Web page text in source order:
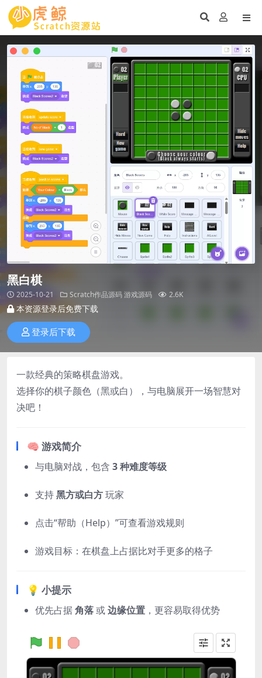
黑白棋
2025-10-21 Scratch作品源码游戏源码 2.6K
本资源登录后免费下载
登录后下载
一款经典的策略棋盘游戏。
选择你的棋子颜色（黑或白），与电脑展开一场智慧对
决吧！
🧠 游戏简介
与电脑对战，包含 3 种难度等级
支持黑方或白方玩家
点击“帮助（Help）”可查看游戏规则
游戏目标：在棋盘上占据比对手更多的格子
💡 小提示
优先占据角落或边缘位置 ，更容易取得优势